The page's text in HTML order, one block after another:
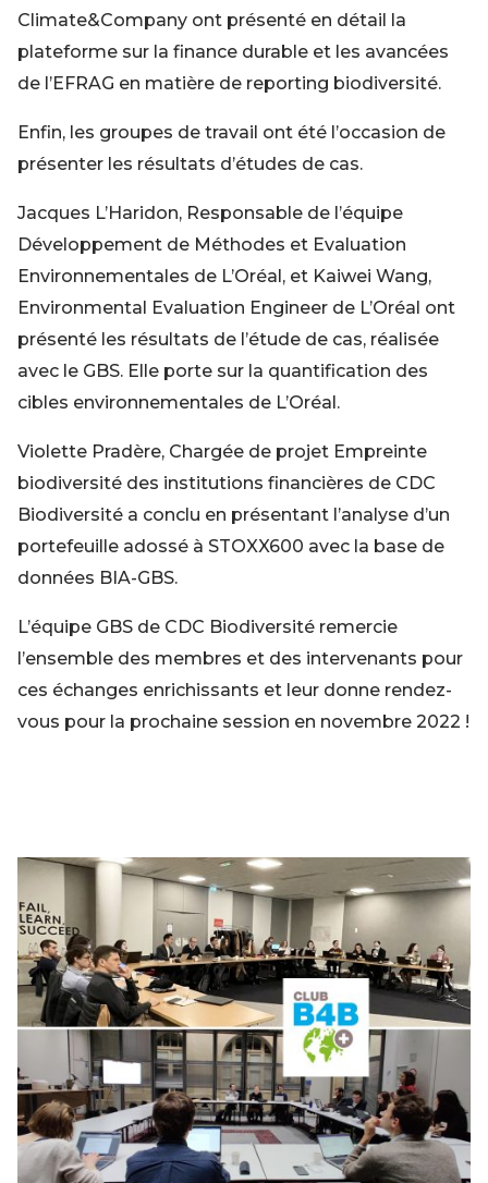
Climate&Company ont présenté en détail la
plateforme sur la finance durable et les avancées
de l’EFRAG en matière de reporting biodiversité.
Enfin, les groupes de travail ont été l’occasion de
présenter les résultats d’études de cas.
Jacques L’Haridon, Responsable de l’équipe
Développement de Méthodes et Evaluation
Environnementales de L’Oréal, et Kaiwei Wang,
Environmental Evaluation Engineer de L’Oréal ont
présenté les résultats de l’étude de cas, réalisée
avec le GBS. Elle porte sur la quantification des
cibles environnementales de L’Oréal.
Violette Pradère, Chargée de projet Empreinte
biodiversité des institutions financières de CDC
Biodiversité a conclu en présentant l’analyse d’un
portefeuille adossé à STOXX600 avec la base de
données BIA-GBS.
L’équipe GBS de CDC Biodiversité remercie
l’ensemble des membres et des intervenants pour
ces échanges enrichissants et leur donne rendez-
vous pour la prochaine session en novembre 2022 !